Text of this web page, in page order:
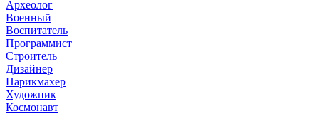
Археолог
Военный
Воспитатель
Программист
Строитель
Дизайнер
Парикмахер
Художник
Космонавт